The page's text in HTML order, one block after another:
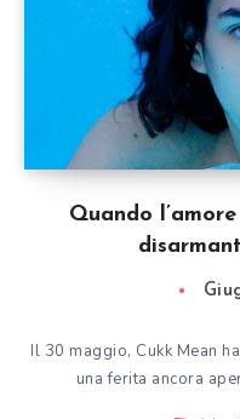
Quando
Il 30 maggio, Cukk Mean
una ferita ancora